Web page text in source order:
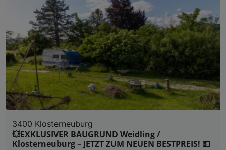
3400 Klosterneuburg
💥EXKLUSIVER BAUGRUND Weidling /
Klosterneuburg – JETZT ZUM NEUEN BESTPREIS! 💵